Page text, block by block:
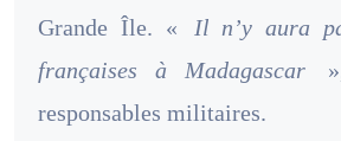
Grande Île. «
Il n’y aura
françaises à Madagascar
responsables militaires.